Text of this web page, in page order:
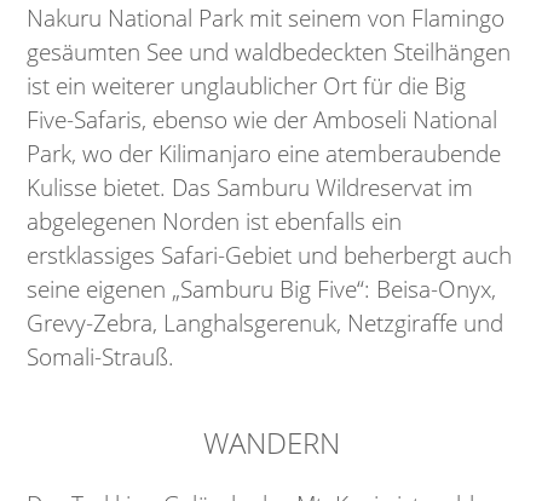
Nakuru National Park mit seinem von Flamingo
gesäumten See und waldbedeckten Steilhängen
ist ein weiterer unglaublicher Ort für die Big
Five-Safaris, ebenso wie der Amboseli National
Park, wo der Kilimanjaro eine atemberaubende
Kulisse bietet. Das Samburu Wildreservat im
abgelegenen Norden ist ebenfalls ein
erstklassiges Safari-Gebiet und beherbergt auch
seine eigenen „Samburu Big Five“: Beisa-Onyx,
Grevy-Zebra, Langhalsgerenuk, Netzgiraffe und
Somali-Strauß.
WANDERN